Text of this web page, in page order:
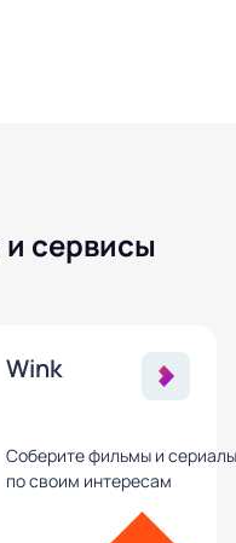
сервисы
Wink
Соберите фильмы и сериалы
по своим интересам